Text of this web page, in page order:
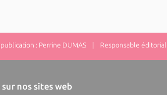
: Perrine DUMAS | Responsable éditorial :
sur nos sites web